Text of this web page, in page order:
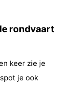
rondvaart
keer zie je
je ook